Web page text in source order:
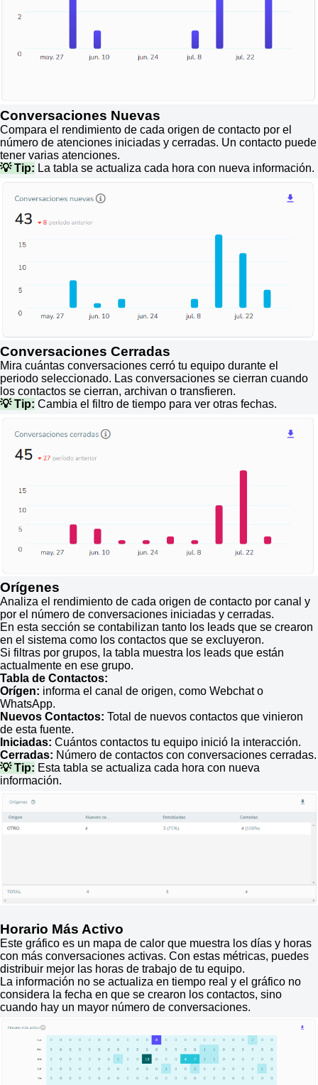
Conversaciones Nuevas
Compara el rendimiento de cada origen de contacto por el
número de atenciones iniciadas y cerradas. Un contacto puede
tener varias atenciones.
💡 Tip: La tabla se actualiza cada hora con nueva información.
Conversaciones Cerradas
Mira cuántas conversaciones cerró tu equipo durante el
periodo seleccionado. Las conversaciones se cierran cuando
los contactos se cierran, archivan o transfieren.
💡 Tip: Cambia el filtro de tiempo para ver otras fechas.
Orígenes
Analiza el rendimiento de cada origen de contacto por canal y
por el número de conversaciones iniciadas y cerradas.
En esta sección se contabilizan tanto los leads que se crearon
en el sistema como los contactos que se excluyeron.
Si filtras por grupos, la tabla muestra los leads que están
actualmente en ese grupo.
Tabla de Contactos:
Orígen: informa el canal de origen, como Webchat o
WhatsApp.
Nuevos Contactos: Total de nuevos contactos que vinieron
de esta fuente.
Iniciadas: Cuántos contactos tu equipo inició la interacción.
Cerradas: Número de contactos con conversaciones cerradas.
💡 Tip: Esta tabla se actualiza cada hora con nueva
información.
Horario Más Activo
Este gráfico es un mapa de calor que muestra los días y horas
con más conversaciones activas. Con estas métricas, puedes
distribuir mejor las horas de trabajo de tu equipo.
La información no se actualiza en tiempo real y el gráfico no
considera la fecha en que se crearon los contactos, sino
cuando hay un mayor número de conversaciones.